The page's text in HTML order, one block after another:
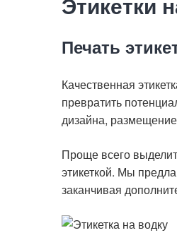
Этикетки
Печать
Качественная
превратить
дизайна,
Проще всего
этикеткой. Мы
заканчивая